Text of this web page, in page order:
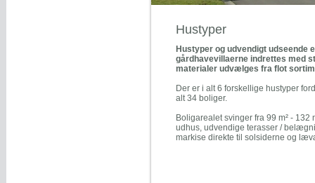
Hustyper
Hustyper og udvendigt udseende
gårdhavevillaerne indrettes med
materialer udvælges fra flot
Der er i alt 6 forskellige hustyper
alt 34 boliger.
Boligarealet svinger fra 99 m² - 132
udhus, udvendige terasser /
markise direkte til solsiderne og